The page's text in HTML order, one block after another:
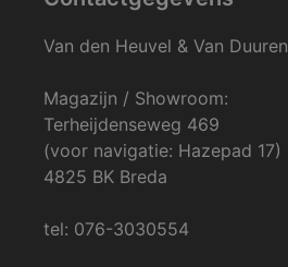
Van den Heuvel & Van Duuren
Magazijn / Showroom:
Terheijdenseweg 469
(voor navigatie: Hazepad 17)
4825 BK Breda
tel: 076-3030554